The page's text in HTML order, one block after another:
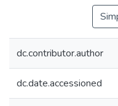
dc.contributor.author
dc.date.accessioned